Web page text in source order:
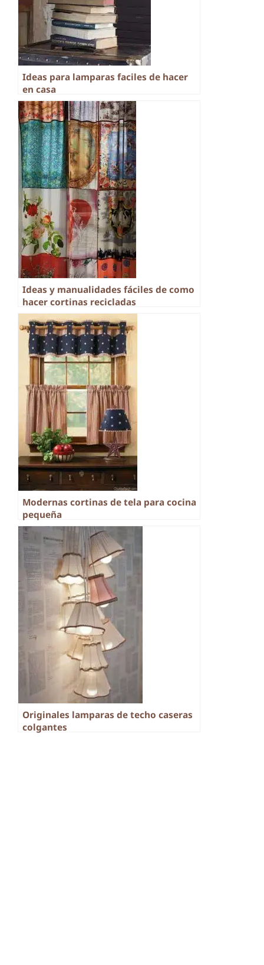
Ideas para lamparas faciles de hacer
en casa
Ideas y manualidades fáciles de como
hacer cortinas recicladas
Modernas cortinas de tela para cocina
pequeña
Originales lamparas de techo caseras
colgantes